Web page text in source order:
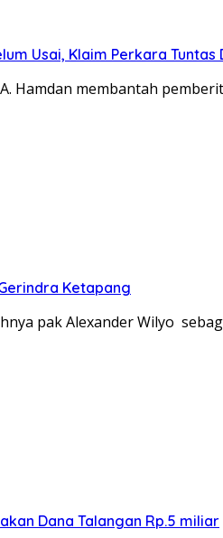
Usai, Klaim Perkara Tuntas
Hamdan membantah
Ketapang
pak Alexander Wilyo
Dana Talangan Rp.5 miliar